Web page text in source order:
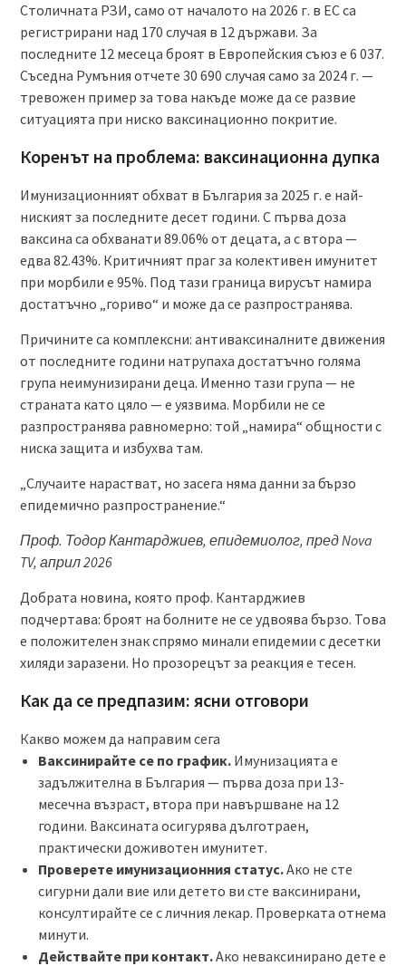
Столичната РЗИ, само от началото на 2026 г. в ЕС са
регистрирани над 170 случая в 12 държави. За
последните 12 месеца броят в Европейския съюз е 6 037.
Съседна Румъния отчете 30 690 случая само за 2024 г. —
тревожен пример за това накъде може да се развие
ситуацията при ниско ваксинационно покритие.
Коренът на проблема: ваксинационна дупка
Имунизационният обхват в България за 2025 г. е най-
ниският за последните десет години. С първа доза
ваксина са обхванати 89.06% от децата, а с втора —
едва 82.43%. Критичният праг за колективен имунитет
при морбили е 95%. Под тази граница вирусът намира
достатъчно „гориво“ и може да се разпространява.
Причините са комплексни: антиваксиналните движения
от последните години натрупаха достатъчно голяма
група неимунизирани деца. Именно тази група — не
страната като цяло — е уязвима. Морбили не се
разпространява равномерно: той „намира“ общности с
ниска защита и избухва там.
„Случаите нарастват, но засега няма данни за бързо
епидемично разпространение.“
Проф. Тодор Кантарджиев, епидемиолог, пред Nova
TV, април 2026
Добрата новина, която проф. Кантарджиев
подчертава: броят на болните не се удвоява бързо. Това
е положителен знак спрямо минали епидемии с десетки
хиляди заразени. Но прозорецът за реакция е тесен.
Как да се предпазим: ясни отговори
Какво можем да направим сега
Ваксинирайте се по график.Имунизацията е
задължителна в България — първа доза при 13-
месечна възраст, втора при навършване на 12
години. Ваксината осигурява дълготраен,
практически доживотен имунитет.
Проверете имунизационния статус.Ако не сте
сигурни дали вие или детето ви сте ваксинирани,
консултирайте се с личния лекар. Проверката отнема
минути.
Действайте при контакт.Ако неваксинирано дете е